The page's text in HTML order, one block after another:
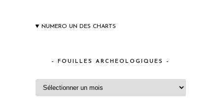
NUMERO UN DES CHARTS
– FOUILLES ARCHEOLOGIQUES –